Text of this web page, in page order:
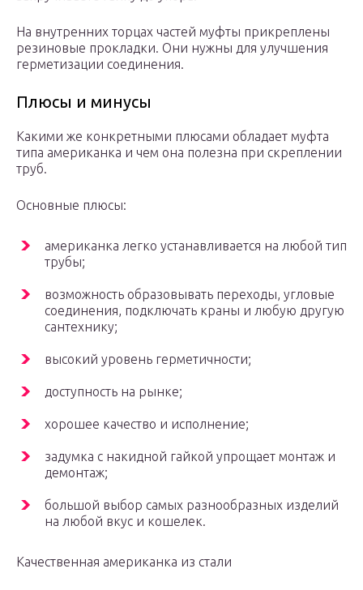
На внутренних торцах частей муфты прикреплены
резиновые прокладки. Они нужны для улучшения
герметизации соединения.
Плюсы и минусы
Какими же конкретными плюсами обладает муфта
типа американка и чем она полезна при скреплении
труб.
Основные плюсы:
американка легко устанавливается на любой тип
трубы;
возможность образовывать переходы, угловые
соединения, подключать краны и любую другую
сантехнику;
высокий уровень герметичности;
доступность на рынке;
хорошее качество и исполнение;
задумка с накидной гайкой упрощает монтаж и
демонтаж;
большой выбор самых разнообразных изделий
на любой вкус и кошелек.
Качественная американка из стали